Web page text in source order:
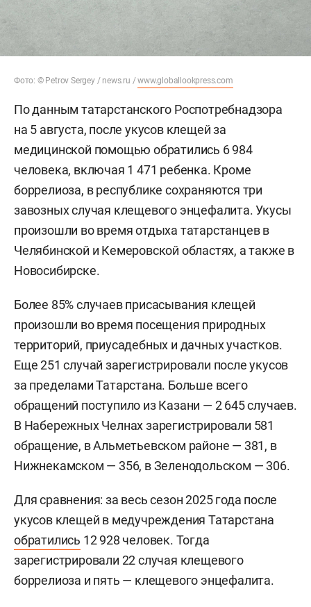
Фото: © Petrov Sergey / news.ru /www.globallookpress.com
По данным татарстанского Роспотребнадзора
на 5 августа, после укусов клещей за
медицинской помощью обратились 6 984
человека, включая 1 471 ребенка. Кроме
боррелиоза, в республике сохраняются три
завозных случая клещевого энцефалита. Укусы
произошли во время отдыха татарстанцев в
Челябинской и Кемеровской областях, а также в
Новосибирске.
Более 85% случаев присасывания клещей
произошли во время посещения природных
территорий, приусадебных и дачных участков.
Еще 251 случай зарегистрировали после укусов
за пределами Татарстана. Больше всего
обращений поступило из Казани — 2 645 случаев.
В Набережных Челнах зарегистрировали 581
обращение, в Альметьевском районе — 381, в
Нижнекамском — 356, в Зеленодольском — 306.
Для сравнения: за весь сезон 2025 года после
укусов клещей в медучреждения Татарстана
обратились 12 928 человек. Тогда
зарегистрировали 22 случая клещевого
боррелиоза и пять — клещевого энцефалита.